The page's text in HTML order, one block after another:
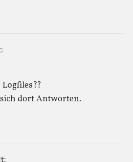
dort Antworten.